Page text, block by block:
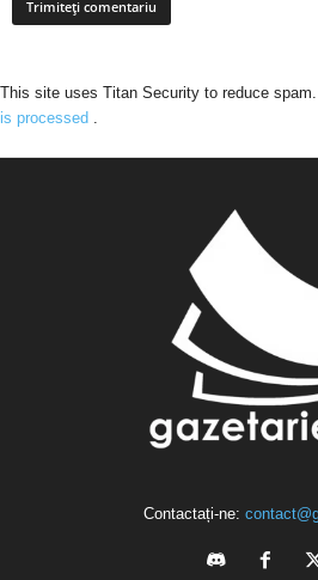
This site uses Titan Security to reduce spam.
is processed .
Contactați-ne: